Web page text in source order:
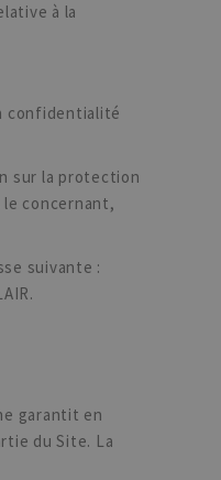
à la
confidentialité
sur la protection
le concernant,
suivante :
garantit en
du Site. La